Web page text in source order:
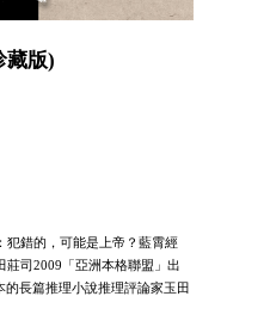
藏版)
犯錯的，可能是上帝？藍霄經
莊司2009「亞洲本格聯盟」出
的長篇推理小說推理評論家玉田